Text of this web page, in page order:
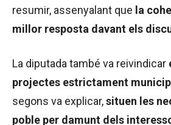
resumir, assenyalant que la
millor resposta davant els
La diputada també va reivindicar
projectes estrictament
segons va explicar,situen les
poble per damunt dels